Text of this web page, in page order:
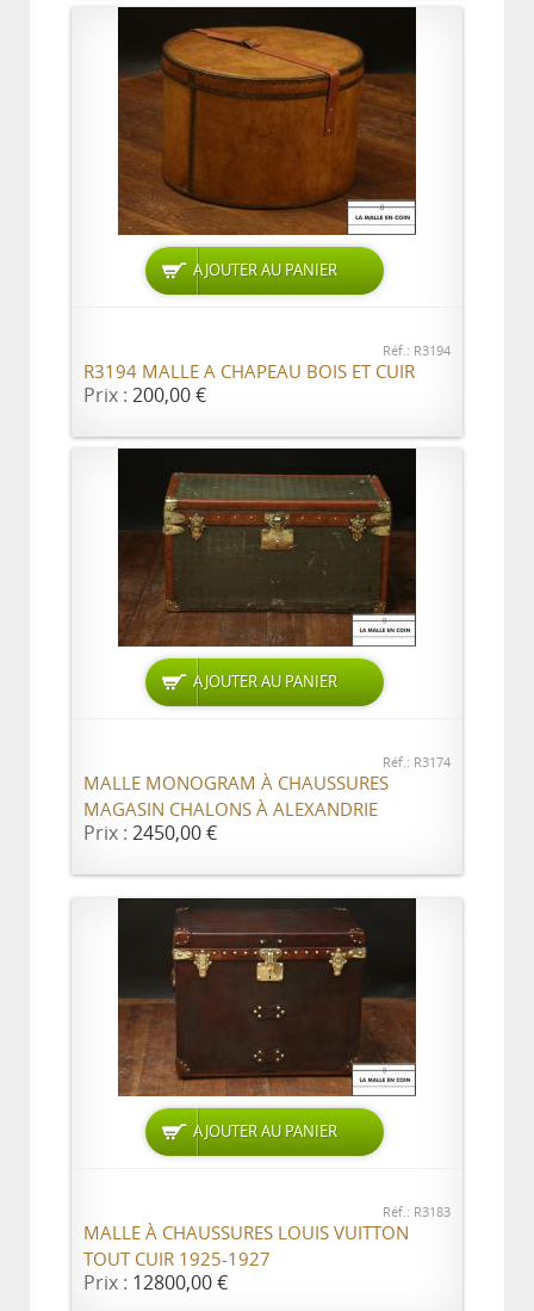
AJOUTER AU PANIER
Réf.: R3194
R3194 MALLE A CHAPEAU BOIS ET CUIR
Prix : 200,00 €
AJOUTER AU PANIER
Réf.: R3174
MALLE MONOGRAM À CHAUSSURES
MAGASIN CHALONS À ALEXANDRIE
Prix : 2450,00 €
AJOUTER AU PANIER
Réf.: R3183
MALLE À CHAUSSURES LOUIS VUITTON
TOUT CUIR 1925-1927
Prix : 12800,00 €